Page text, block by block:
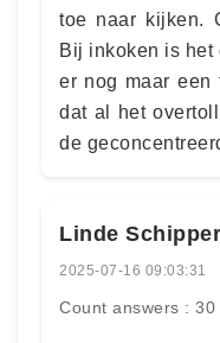
toe naar kijken.
Bij inkoken is
er nog maar een
dat al het
de
Linde Schipper
2025-07-16 09:03:31
Count answers : 30